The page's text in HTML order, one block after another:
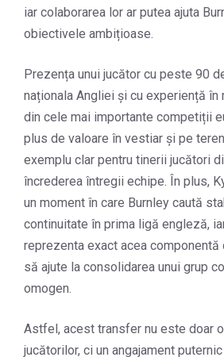
iar colaborarea lor ar putea ajuta
obiectivele ambițioase.
Prezența unui jucător cu peste 90
naționala Angliei și cu experiență
din cele mai importante competiții
plus de valoare în vestiar și pe
exemplu clar pentru tinerii jucători
încrederea întregii echipe. În plus,
un moment în care Burnley caută
continuitate în prima ligă engleză,
reprezenta exact acea componentă
să ajute la consolidarea unui grup
omogen.
Astfel, acest transfer nu este doar
jucătorilor, ci un angajament